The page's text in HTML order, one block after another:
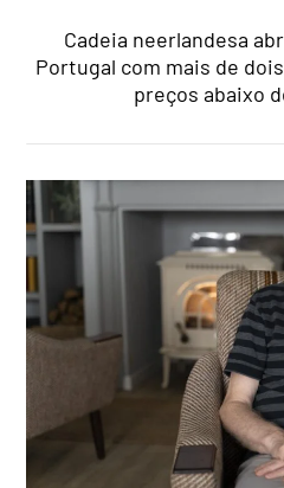
Cadeia neerlandesa
Portugal com mais de
preços abaixo